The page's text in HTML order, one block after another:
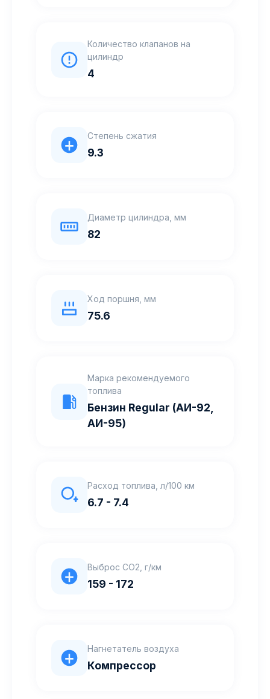
Количество клапанов на
цилиндр
4
Степень сжатия
9.3
Диаметр цилиндра, мм
82
Ход поршня, мм
75.6
Марка рекомендуемого
топлива
Бензин Regular (АИ-92,
АИ-95)
Расход топлива, л/100 км
6.7 - 7.4
Выброс CO2, г/км
159 - 172
Нагнетатель воздуха
Компрессор